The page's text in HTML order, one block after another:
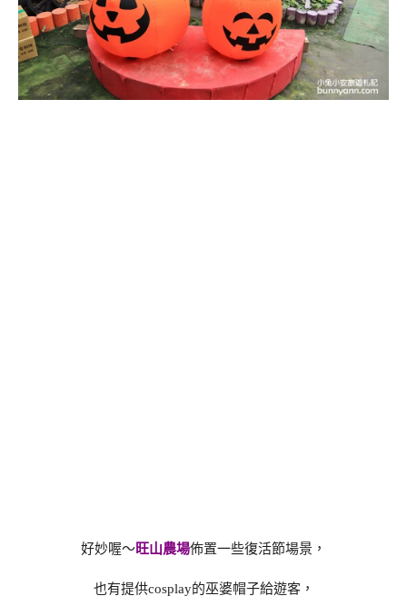
好妙喔～旺山農場佈置一些復活節場景，
也有提供cosplay的巫婆帽子給遊客，